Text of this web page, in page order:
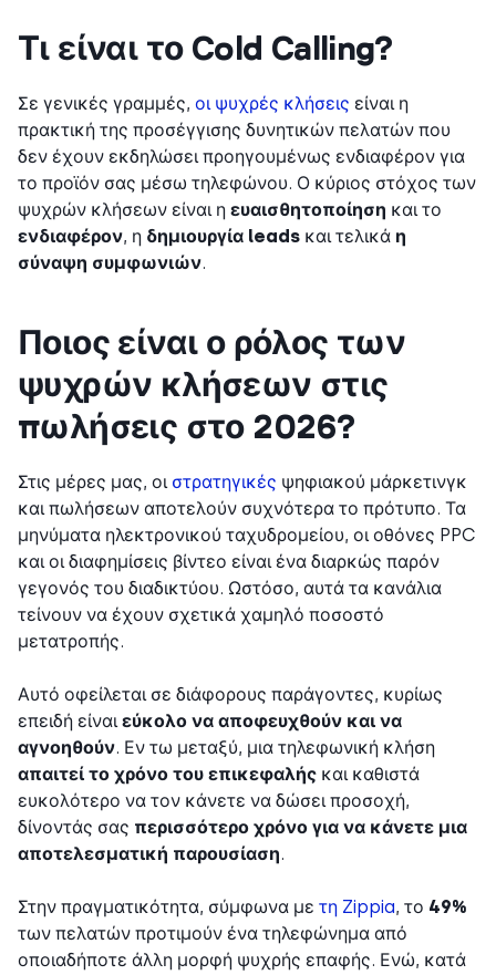
Τι είναι το Cold Calling?
Σε γενικές γραμμές, οι ψυχρές κλήσεις είναι η
πρακτική της προσέγγισης δυνητικών πελατών που
δεν έχουν εκδηλώσει προηγουμένως ενδιαφέρον για
το προϊόν σας μέσω τηλεφώνου. Ο κύριος στόχος των
ψυχρών κλήσεων είναι η ευαισθητοποίηση και το
ενδιαφέρον, η δημιουργία leads και τελικά η
σύναψη συμφωνιών.
Ποιος είναι ο ρόλος των
ψυχρών κλήσεων στις
πωλήσεις στο 2026?
Στις μέρες μας, οι στρατηγικές ψηφιακού μάρκετινγκ
και πωλήσεων αποτελούν συχνότερα το πρότυπο. Τα
μηνύματα ηλεκτρονικού ταχυδρομείου, οι οθόνες PPC
και οι διαφημίσεις βίντεο είναι ένα διαρκώς παρόν
γεγονός του διαδικτύου. Ωστόσο, αυτά τα κανάλια
τείνουν να έχουν σχετικά χαμηλό ποσοστό
μετατροπής.
Αυτό οφείλεται σε διάφορους παράγοντες, κυρίως
επειδή είναιεύκολο να αποφευχθούν και να
αγνοηθούν. Εν τω μεταξύ, μια τηλεφωνική κλήση
απαιτεί το χρόνο του επικεφαλής και καθιστά
ευκολότερο να τον κάνετε να δώσει προσοχή,
δίνοντάς σας περισσότερο χρόνο για να κάνετε μια
αποτελεσματική παρουσίαση.
Στην πραγματικότητα, σύμφωνα με τη Zippia, το 49%
των πελατών προτιμούν ένα τηλεφώνημα από
οποιαδήποτε άλλη μορφή ψυχρής επαφής. Ενώ, κατά